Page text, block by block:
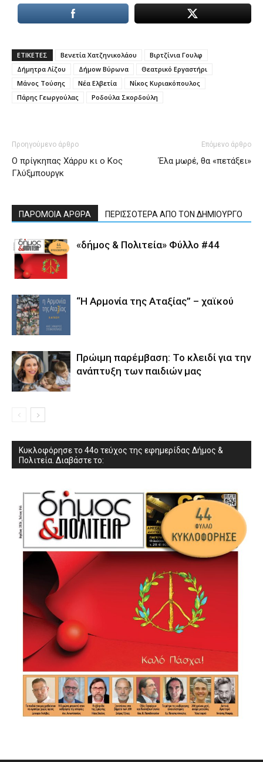
ΕΤΙΚΕΤΕΣ Βενετία Χατζηνικολάου
Βιρτζίνια Γουλφ
Δήμητρα Λίζου
Δήμοw Βύρωνα
Θεατρικό Εργαστήρι
Μάνος Τούσης
Νέα Ελβετία
Νίκος Κυριακόπουλος
Πάρης Γεωργούλας
Ροδούλα Σκορδούλη
Προηγούμενο άρθρο
Ο πρίγκηπας Χάρρυ κι ο Κος
Γλύξμπουργκ
Επόμενο άρθρο
Έλα μωρέ, θα «πετάξει»
ΠΑΡΟΜΟΙΑ ΑΡΘΡΑ ΠΕΡΙΣΣΟΤΕΡΑ ΑΠΟ ΤΟΝ ΔΗΜΙΟΥΡΓΟ
«δήμος & Πολιτεία» Φύλλο #44
“Η Αρμονία της Αταξίας” – χαϊκού
Πρώιμη παρέμβαση: Το κλειδί για την
ανάπτυξη των παιδιών µας
Κυκλοφόρησε το 44ο τεύχος της εφημερίδας Δήμος &
Πολιτεία. Διαβάστε το: